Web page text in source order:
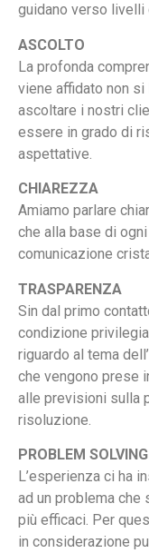
guidano verso livelli
ASCOLTO
La profonda
viene affidato non
ascoltare i nostri
essere in grado di
aspettative.
CHIAREZZA
Amiamo parlare
che alla base di
comunicazione
TRASPARENZA
Sin dal primo
condizione
riguardo al tema
che vengono prese
alle previsioni sulla
risoluzione.
PROBLEM SOLVING
L’esperienza ci ha
ad un problema che
più efficaci. Per
in considerazione